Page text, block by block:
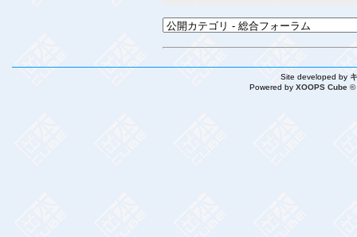
Site developed by
Powered by XOOPS Cube ©